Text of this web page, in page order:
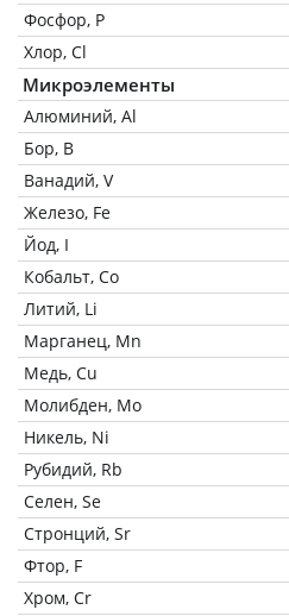
Фосфор, P
Хлор, Cl
Микроэлементы
Алюминий, Al
Бор, B
Ванадий, V
Железо, Fe
Йод, I
Кобальт, Co
Литий, Li
Марганец, Mn
Медь, Cu
Молибден, Mo
Никель, Ni
Рубидий, Rb
Селен, Se
Стронций, Sr
Фтор, F
Хром, Cr